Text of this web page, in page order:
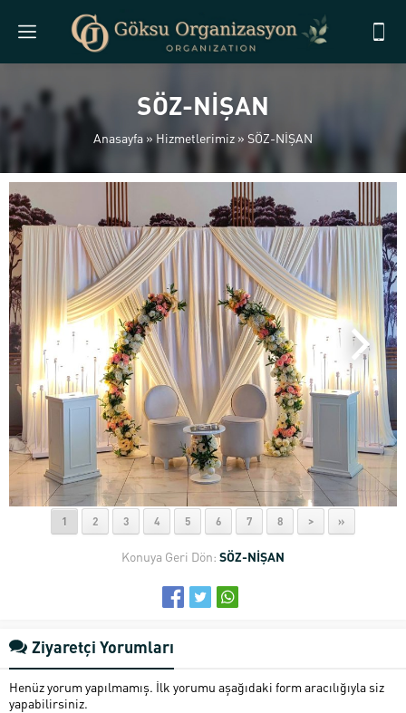
SÖZ-NİŞAN
Anasayfa »Hizmetlerimiz » SÖZ-NİŞAN
1 2 3 4 5 6 7 8 > »
Konuya Geri Dön: SÖZ-NİŞAN
Ziyaretçi Yorumları
Henüz yorum yapılmamış. İlk yorumu aşağıdaki form aracılığıyla siz
yapabilirsiniz.